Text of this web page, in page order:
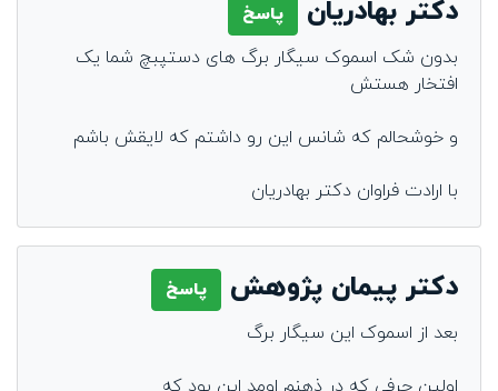
دکتر بهادریان
پاسخ
بدون شک اسموک سیگار برگ های دستپبچ شما یک
افتخار هستش
و خوشحالم که شانس این رو داشتم که لایقش باشم
با ارادت فراوان دکتر بهادریان
دکتر پیمان پژوهش
پاسخ
بعد از اسموک این سیگار برگ